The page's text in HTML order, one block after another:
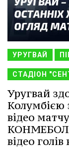
УРУГВАЙ
СТАДІОН
Уругвай
Колумбією
відео
КОНМЕБОЛ}
відео